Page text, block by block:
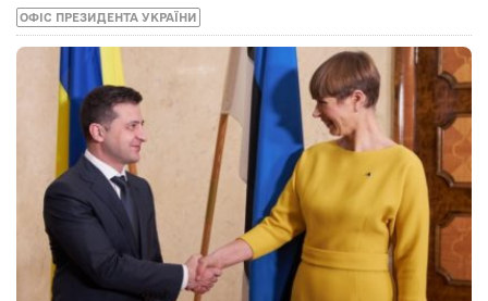
ОФІС ПРЕЗИДЕНТА УКРАЇНИ